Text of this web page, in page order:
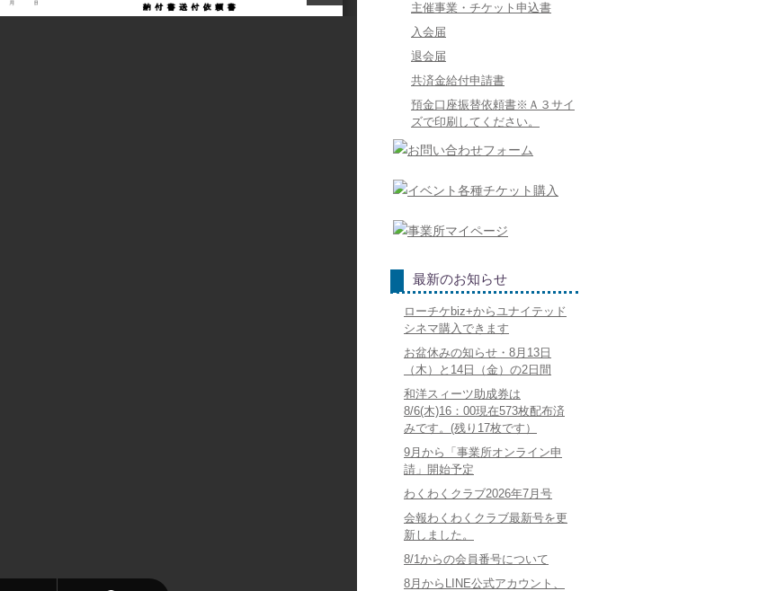
主催事業・チケット申込書
入会届
退会届
共済金給付申請書
預金口座振替依頼書※Ａ３サイ
ズで印刷してください。
最新のお知らせ
ローチケbiz+からユナイテッド
シネマ購入できます
お盆休みの知らせ・8月13日
（木）と14日（金）の2日間
和洋スィーツ助成券は
8/6(木)16：00現在573枚配布済
みです。(残り17枚です）
9月から「事業所オンライン申
請」開始予定
わくわくクラブ2026年7月号
会報わくわくクラブ最新号を更
新しました。
8/1からの会員番号について
8月からLINE公式アカウント、